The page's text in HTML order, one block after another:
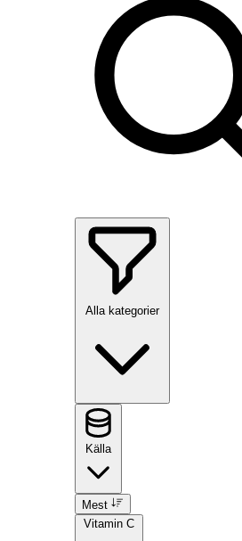
Alla kategorier
Källa
Mest
Vitamin C